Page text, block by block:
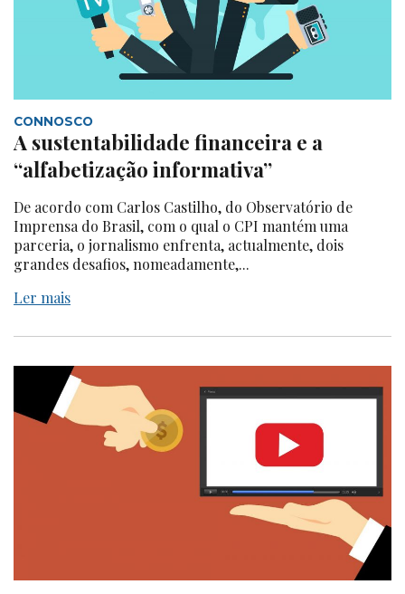
CONNOSCO
A sustentabilidade financeira e a
“alfabetização informativa”
De acordo com Carlos Castilho, do Observatório de
Imprensa do Brasil, com o qual o CPI mantém uma
parceria, o jornalismo enfrenta, actualmente, dois
grandes desafios, nomeadamente,...
Ler mais